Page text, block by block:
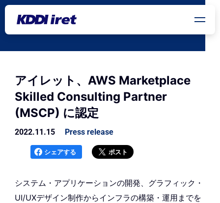
メインコンテンツにスキップ
アイレット、AWS Marketplace
Skilled Consulting Partner
(MSCP) に認定
2022.11.15 Press release
シェアする ポスト
システム・アプリケーションの開発、グラフィック・
UI/UXデザイン制作からインフラの構築・運用までを